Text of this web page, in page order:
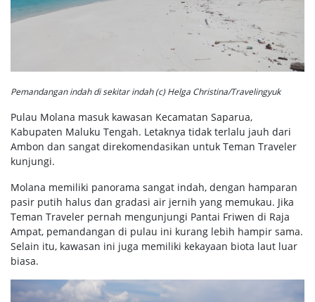
Pemandangan indah di sekitar indah (c) Helga Christina/Travelingyuk
Pulau Molana masuk kawasan Kecamatan Saparua,
Kabupaten Maluku Tengah. Letaknya tidak terlalu jauh dari
Ambon dan sangat direkomendasikan untuk Teman Traveler
kunjungi.
Molana memiliki panorama sangat indah, dengan hamparan
pasir putih halus dan gradasi air jernih yang memukau. Jika
Teman Traveler pernah mengunjungi Pantai Friwen di Raja
Ampat, pemandangan di pulau ini kurang lebih hampir sama.
Selain itu, kawasan ini juga memiliki kekayaan biota laut luar
biasa.